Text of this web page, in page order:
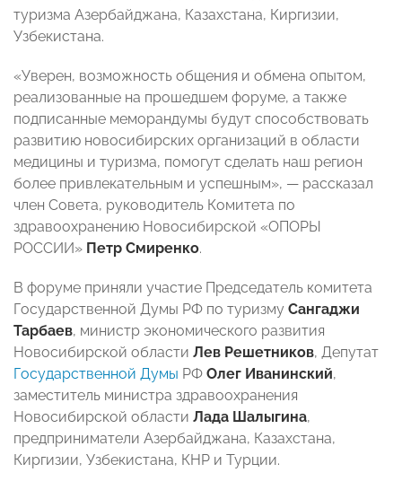
туризма Азербайджана, Казахстана, Киргизии,
Узбекистана.
«Уверен, возможность общения и обмена опытом,
реализованные на прошедшем форуме, а также
подписанные меморандумы будут способствовать
развитию новосибирских организаций в области
медицины и туризма, помогут сделать наш регион
более привлекательным и успешным», — рассказал
член Совета, руководитель Комитета по
здравоохранению Новосибирской «ОПОРЫ
РОССИИ» Петр Смиренко.
В форуме приняли участие Председатель комитета
Государственной Думы РФ по туризму Сангаджи
Тарбаев, министр экономического развития
Новосибирской области Лев Решетников, Депутат
Государственной Думы РФ Олег Иванинский,
заместитель министра здравоохранения
Новосибирской области Лада Шалыгина,
предприниматели Азербайджана, Казахстана,
Киргизии, Узбекистана, КНР и Турции.